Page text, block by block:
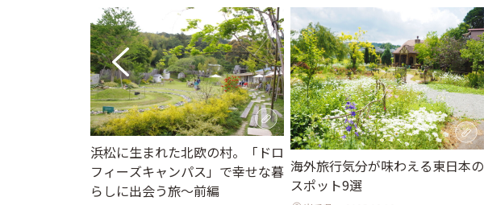
浜松に生まれた北欧の村。「ドロ
フィーズキャンパス」で幸せな暮
らしに出会う旅～前編
海外旅行気分が味わえる東日本の
スポット9選